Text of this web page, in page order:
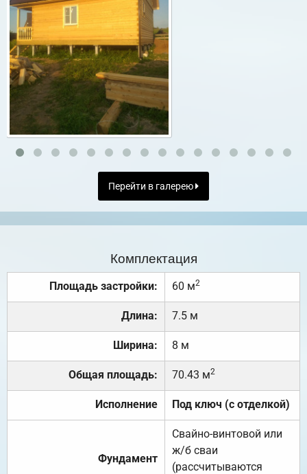
Перейти в галерею
Комплектация
Площадь застройки: 60 м2
Длина: 7.5 м
Ширина: 8 м
Общая площадь: 70.43 м2
Исполнение Под ключ (с отделкой)
Фундамент
Свайно-винтовой или
ж/б сваи
(рассчитываются